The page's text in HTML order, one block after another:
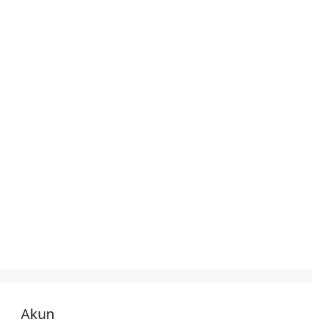
Akun